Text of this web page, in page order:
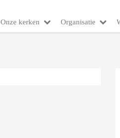
Onze kerken Organisatie